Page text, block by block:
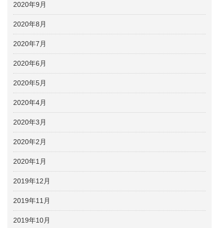
2020年9月
2020年8月
2020年7月
2020年6月
2020年5月
2020年4月
2020年3月
2020年2月
2020年1月
2019年12月
2019年11月
2019年10月